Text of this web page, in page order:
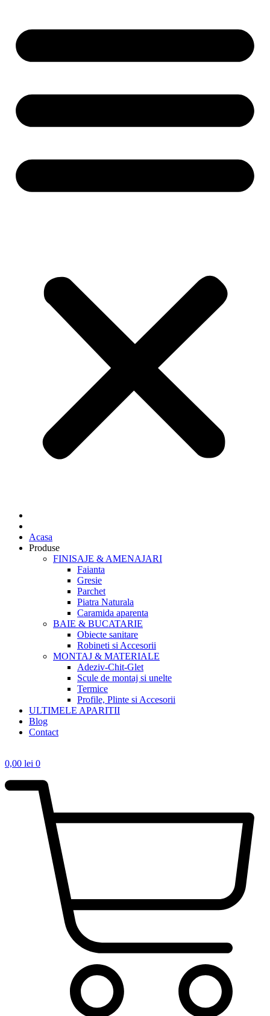
Acasa
Produse
FINISAJE & AMENAJARI
Faianta
Gresie
Parchet
Piatra Naturala
Caramida aparenta
BAIE & BUCATARIE
Obiecte sanitare
Robineti si Accesorii
MONTAJ & MATERIALE
Adeziv-Chit-Glet
Scule de montaj si unelte
Termice
Profile, Plinte si Accesorii
ULTIMELE APARITII
Blog
Contact
0,00 lei 0